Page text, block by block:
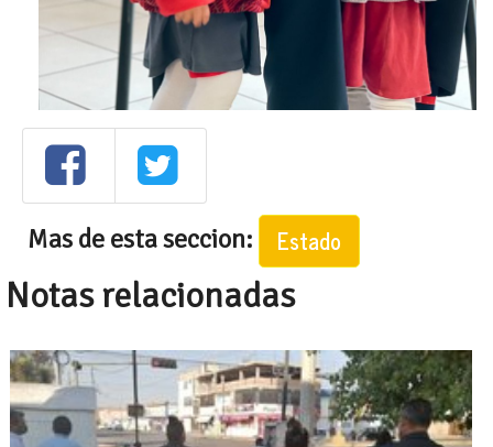
Mas de esta seccion: Estado
Notas relacionadas